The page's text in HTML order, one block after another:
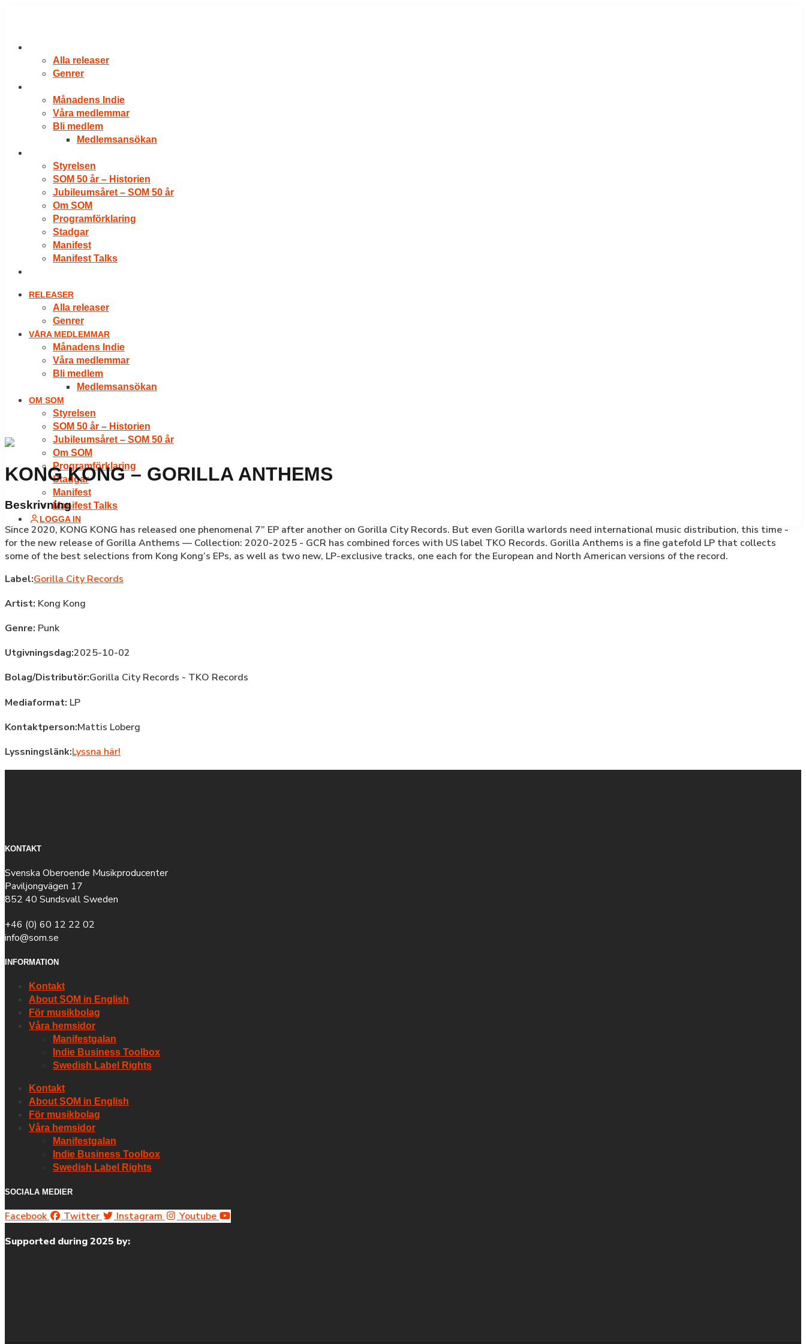
Alla releaser
Genrer
Månadens Indie
Våra medlemmar
Bli medlem
Medlemsansökan
Styrelsen
SOM 50 år – Historien
Jubileumsåret – SOM 50 år
Om SOM
Programförklaring
Stadgar
Manifest
Manifest Talks
RELEASER
Alla releaser
Genrer
VÅRA MEDLEMMAR
Månadens Indie
Våra medlemmar
Bli medlem
Medlemsansökan
OM SOM
Styrelsen
SOM 50 år – Historien
Jubileumsåret – SOM 50 år
Om SOM
Programförklaring
Stadgar
Manifest
Manifest Talks
LOGGA IN
KONG KONG – GORILLA ANTHEMS
Beskrivning
Since 2020, KONG KONG has released one phenomenal 7” EP after another on Gorilla City Records. But even Gorilla warlords need international music distribution, this time -
for the new release of Gorilla Anthems — Collection: 2020-2025 - GCR has combined forces with US label TKO Records. Gorilla Anthems is a fine gatefold LP that collects
some of the best selections from Kong Kong’s EPs, as well as two new, LP-exclusive tracks, one each for the European and North American versions of the record.
Label:Gorilla City Records
Artist: Kong Kong
Genre: Punk
Utgivningsdag:2025-10-02
Bolag/Distributör:Gorilla City Records - TKO Records
Mediaformat: LP
Kontaktperson:Mattis Loberg
Lyssningslänk:Lyssna här!
KONTAKT
Svenska Oberoende Musikproducenter
Paviljongvägen 17
852 40 Sundsvall Sweden
+46 (0) 60 12 22 02
info@som.se
INFORMATION
Kontakt
About SOM in English
För musikbolag
Våra hemsidor
Manifestgalan
Indie Business Toolbox
Swedish Label Rights
Kontakt
About SOM in English
För musikbolag
Våra hemsidor
Manifestgalan
Indie Business Toolbox
Swedish Label Rights
SOCIALA MEDIER
Facebook Twitter Instagram
Youtube
Supported during 2025 by: